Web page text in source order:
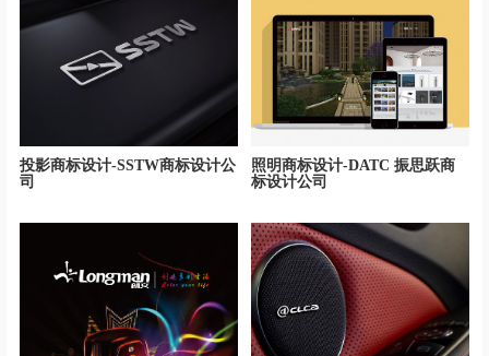
投影商标设计-SSTW商标设计公
司
照明商标设计-DATC 振思跃商
标设计公司